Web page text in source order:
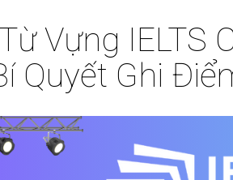
Vựng IELTS
Quyết Ghi